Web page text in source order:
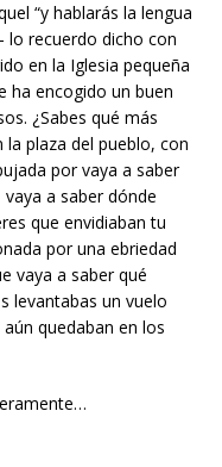
“y hablarás la lengua
lo recuerdo dicho con
en la Iglesia pequeña
ha encogido un buen
¿Sabes qué más
plaza del pueblo, con
por vaya a saber
a saber dónde
que envidiaban tu
por una ebriedad
vaya a saber qué
levantabas un vuelo
quedaban en los